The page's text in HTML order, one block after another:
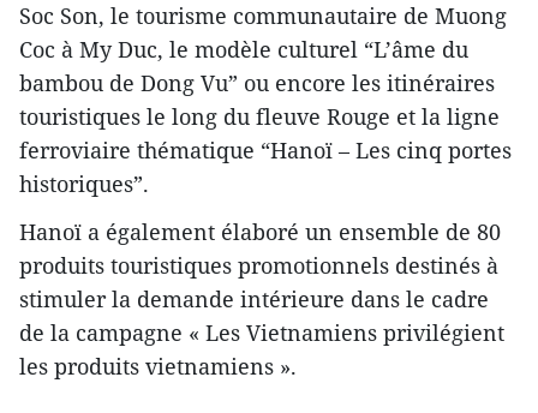
Soc Son, le tourisme communautaire de Muong
Coc à My Duc, le modèle culturel “L’âme du
bambou de Dong Vu” ou encore les itinéraires
touristiques le long du fleuve Rouge et la ligne
ferroviaire thématique “Hanoï – Les cinq portes
historiques”.
Hanoï a également élaboré un ensemble de 80
produits touristiques promotionnels destinés à
stimuler la demande intérieure dans le cadre
de la campagne « Les Vietnamiens privilégient
les produits vietnamiens ».